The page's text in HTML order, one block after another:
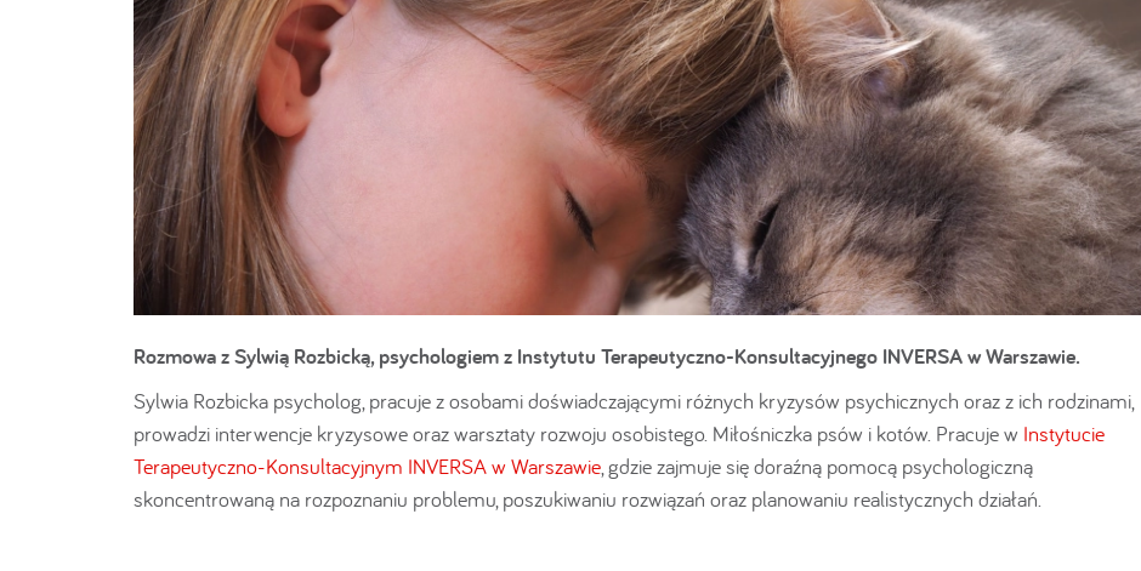
Rozmowa z Sylwią Rozbicką, psychologiem z Instytutu Terapeutyczno-Konsultacyjnego INVERSA w Warszawie.
Sylwia Rozbicka psycholog, pracuje z osobami doświadczającymi różnych kryzysów psychicznych oraz z ich rodzinami,
prowadzi interwencje kryzysowe oraz warsztaty rozwoju osobistego. Miłośniczka psów i kotów. Pracuje w Instytucie
Terapeutyczno-Konsultacyjnym INVERSA w Warszawie, gdzie zajmuje się doraźną pomocą psychologiczną
skoncentrowaną na rozpoznaniu problemu, poszukiwaniu rozwiązań oraz planowaniu realistycznych działań.